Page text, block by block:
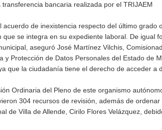
bancaria realizada por el TRIJAEM
acuerdo de inexistencia respecto del último
que se integra en su expediente laboral. De igual
aseguró José Martínez Vilchis,
y Protección de Datos Personales del Estado de
que la ciudadanía tiene el derecho de acceder a
Ordinaria del Pleno de este organismo
304 recursos de revisión, además de
de Villa de Allende, Cirilo Flores Velázquez,